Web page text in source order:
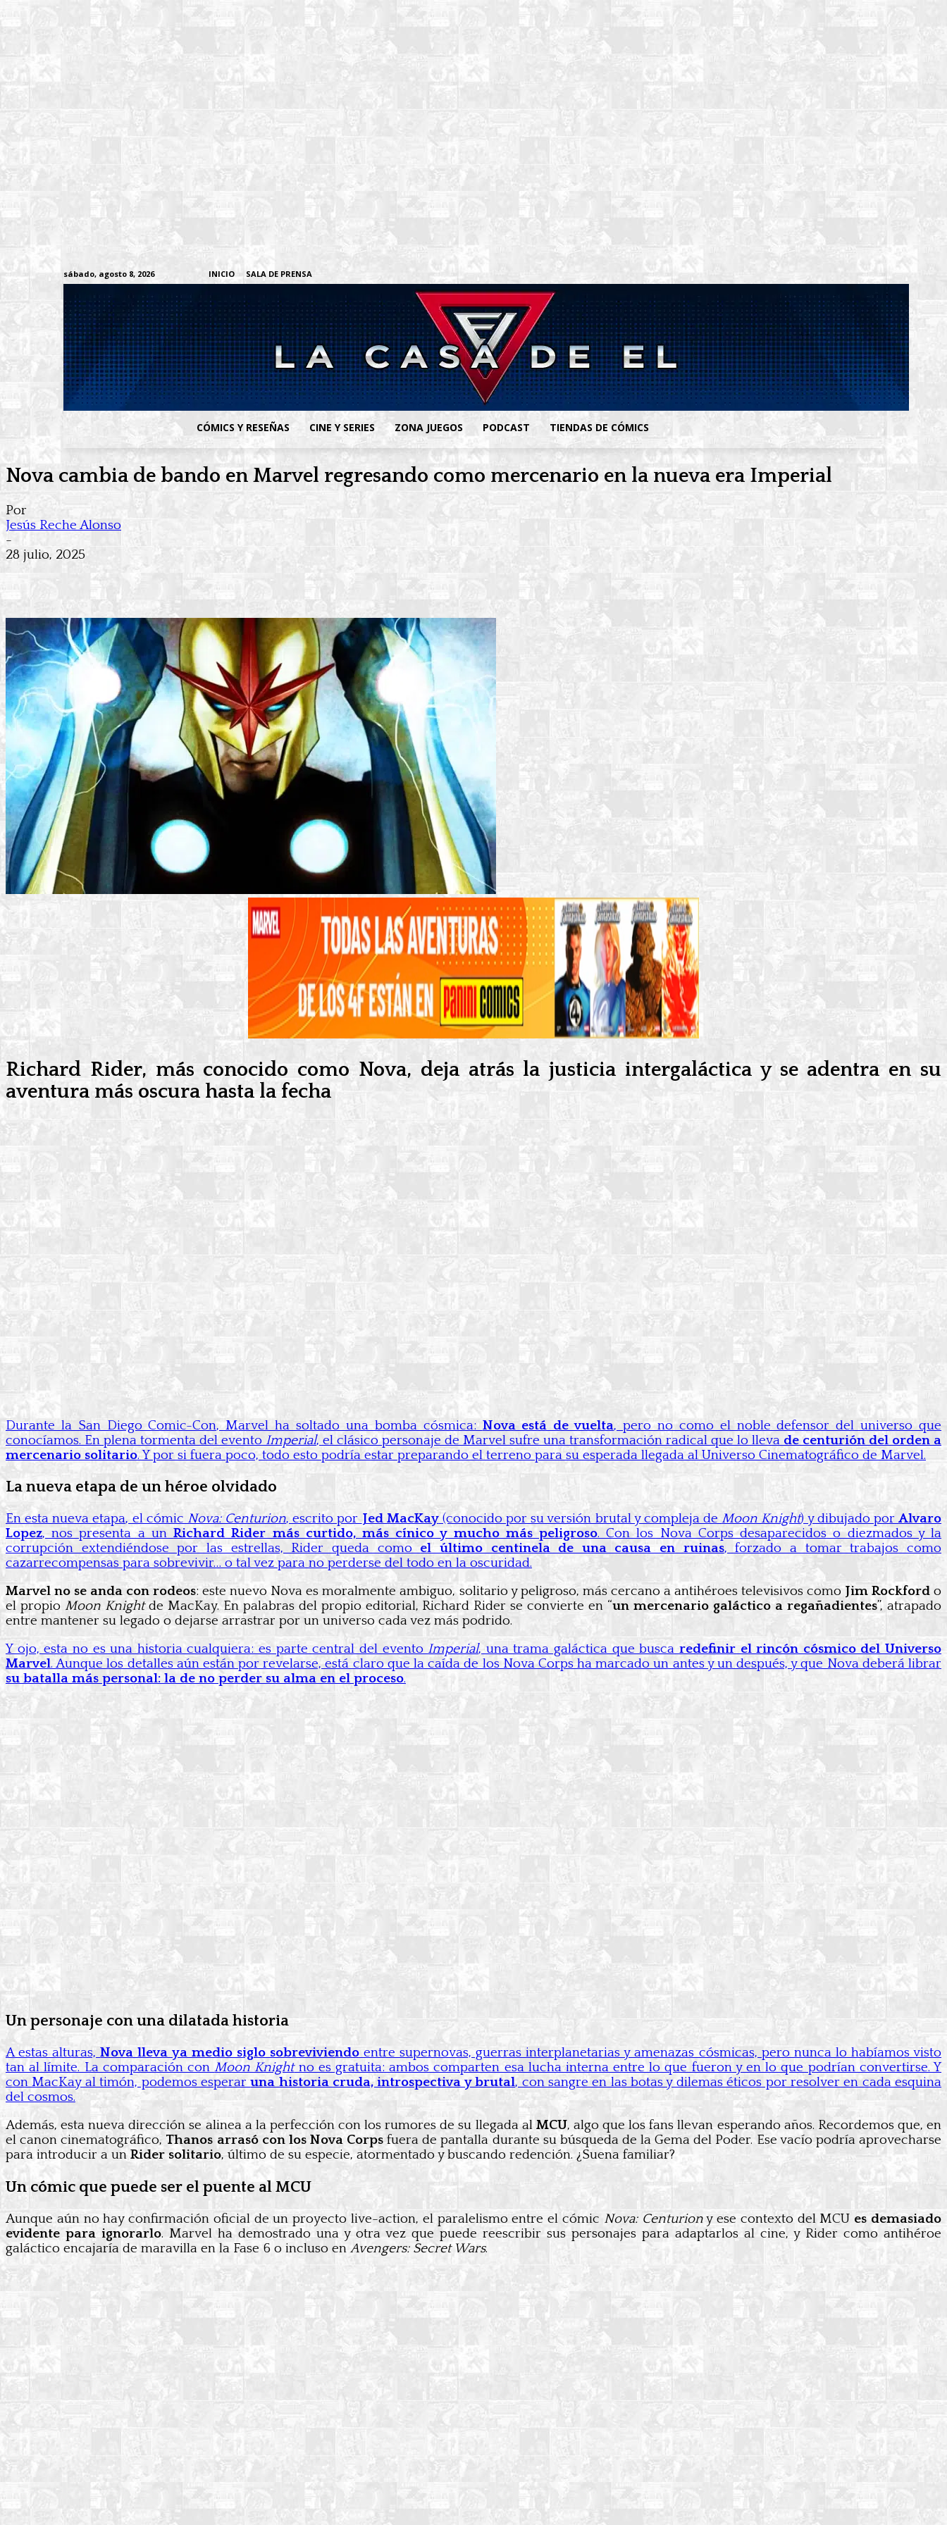
sábado, agosto 8, 2026 INICIO SALA DE PRENSA
CÓMICS Y RESEÑAS CINE Y SERIES ZONA JUEGOS PODCAST TIENDAS DE CÓMICS
Nova cambia de bando en Marvel regresando como mercenario en la nueva era Imperial
Por
Jesús Reche Alonso
-
28 julio, 2025
Richard Rider, más conocido como Nova, deja atrás la justicia intergaláctica y se adentra en su
aventura más oscura hasta la fecha
Durante la San Diego Comic-Con, Marvel ha soltado una bomba cósmica: Nova está de vuelta, pero no como el noble defensor del universo que
conocíamos. En plena tormenta del evento Imperial, el clásico personaje de Marvel sufre una transformación radical que lo lleva de centurión del orden a
mercenario solitario. Y por si fuera poco, todo esto podría estar preparando el terreno para su esperada llegada al Universo Cinematográfico de Marvel.
La nueva etapa de un héroe olvidado
En esta nueva etapa, el cómic Nova: Centurion, escrito por Jed MacKay(conocido por su versión brutal y compleja deMoon Knight) y dibujado porAlvaro
Lopez, nos presenta a unRichard Rider más curtido, más cínico y mucho más peligroso. Con los Nova Corps desaparecidos o diezmados y la
corrupción extendiéndose por las estrellas, Rider queda como el último centinela de una causa en ruinas, forzado a tomar trabajos como
cazarrecompensas para sobrevivir… o tal vez para no perderse del todo en la oscuridad.
Marvel no se anda con rodeos: este nuevo Nova es moralmente ambiguo, solitario y peligroso, más cercano a antihéroes televisivos como Jim Rockfordo
el propio Moon Knightde MacKay. En palabras del propio editorial, Richard Rider se convierte en “un mercenario galáctico a regañadientes”, atrapado
entre mantener su legado o dejarse arrastrar por un universo cada vez más podrido.
Y ojo, esta no es una historia cualquiera: es parte central del evento Imperial, una trama galáctica que busca redefinir el rincón cósmico del Universo
Marvel. Aunque los detalles aún están por revelarse, está claro que la caída de los Nova Corps ha marcado un antes y un después, y que Nova deberá librar
su batalla más personal: la de no perder su alma en el proceso.
Un personaje con una dilatada historia
A estas alturas,Nova lleva ya medio siglo sobreviviendoentre supernovas, guerras interplanetarias y amenazas cósmicas, pero nunca lo habíamos visto
tan al límite. La comparación conMoon Knightno es gratuita: ambos comparten esa lucha interna entre lo que fueron y en lo que podrían convertirse. Y
con MacKay al timón, podemos esperaruna historia cruda, introspectiva y brutal, con sangre en las botas y dilemas éticos por resolver en cada esquina
del cosmos.
Además, esta nueva dirección se alinea a la perfección con los rumores de su llegada al MCU, algo que los fans llevan esperando años. Recordemos que, en
el canon cinematográfico, Thanos arrasó con los Nova Corpsfuera de pantalla durante su búsqueda de la Gema del Poder. Ese vacío podría aprovecharse
para introducir a un Rider solitario, último de su especie, atormentado y buscando redención. ¿Suena familiar?
Un cómic que puede ser el puente al MCU
Aunque aún no hay confirmación oficial de un proyecto live-action, el paralelismo entre el cómic Nova: Centuriony ese contexto del MCU es demasiado
evidente para ignorarlo. Marvel ha demostrado una y otra vez que puede reescribir sus personajes para adaptarlos al cine, y Rider como antihéroe
galáctico encajaría de maravilla en la Fase 6 o incluso enAvengers: Secret Wars.